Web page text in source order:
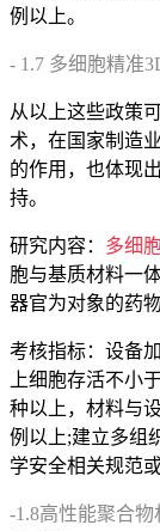
例以上。
- 1.7 多细胞精准
从以上这些政策
术，在国家制造
的作用，也体现
持。
研究内容： 多细
胞与基质材料一
器官为对象的药
考核指标：设备
上细胞存活不小
种以上，材料与
例以上;建立多组
学安全相关规范或
-1.8高性能聚合